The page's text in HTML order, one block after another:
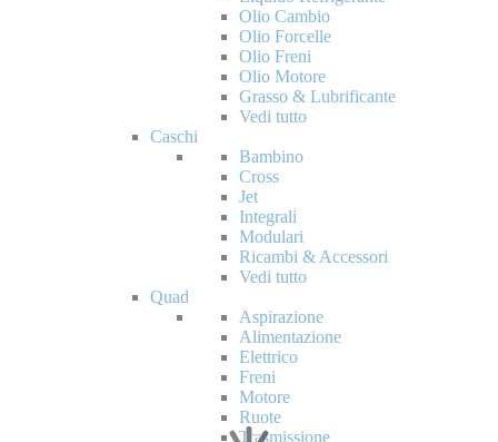
Olio Cambio
Olio Forcelle
Olio Freni
Olio Motore
Grasso & Lubrificante
Vedi tutto
Caschi
Bambino
Cross
Jet
Integrali
Modulari
Ricambi & Accessori
Vedi tutto
Quad
Aspirazione
Alimentazione
Elettrico
Freni
Motore
Ruote
Trasmissione